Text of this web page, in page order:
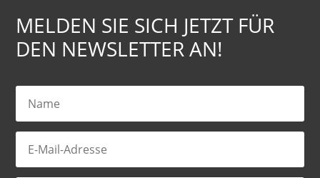
MELDEN SIE SICH JETZT FÜR
DEN NEWSLETTER AN!